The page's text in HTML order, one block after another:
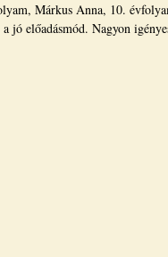
Márkus Anna, 10.
jó előadásmód. Nagyon